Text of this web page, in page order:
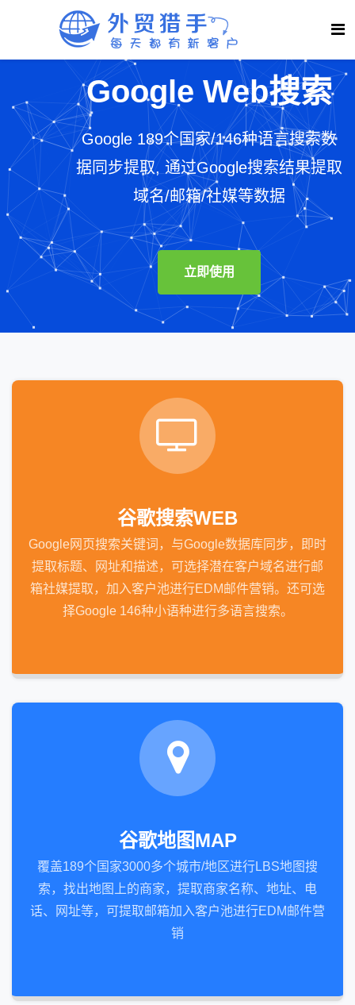
Google Web搜索
Google 189个国家/146种语言搜索数
据同步提取, 通过Google搜索结果提取
域名/邮箱/社媒等数据
立即使用
谷歌搜索WEB
Google网页搜索关键词，与Google数据库同步，即时
提取标题、网址和描述，可选择潜在客户域名进行邮
箱社媒提取，加入客户池进行EDM邮件营销。还可选
择Google 146种小语种进行多语言搜索。
谷歌地图MAP
覆盖189个国家3000多个城市/地区进行LBS地图搜
索，找出地图上的商家，提取商家名称、地址、电
话、网址等，可提取邮箱加入客户池进行EDM邮件营
销